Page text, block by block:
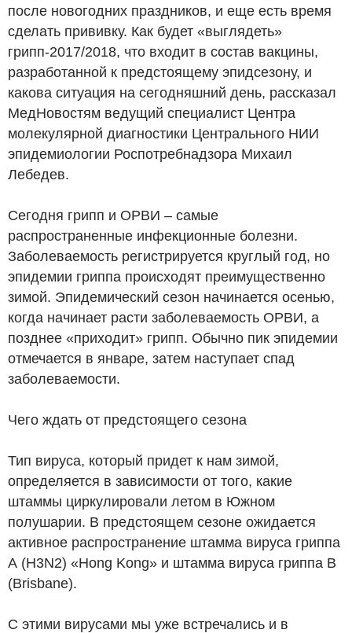
после новогодних праздников, и еще есть время
сделать прививку. Как будет «выглядеть»
грипп-2017/2018, что входит в состав вакцины,
разработанной к предстоящему эпидсезону, и
какова ситуация на сегодняшний день, рассказал
МедНовостям ведущий специалист Центра
молекулярной диагностики Центрального НИИ
эпидемиологии Роспотребнадзора Михаил
Лебедев.
Сегодня грипп и ОРВИ – самые
распространенные инфекционные болезни.
Заболеваемость регистрируется круглый год, но
эпидемии гриппа происходят преимущественно
зимой. Эпидемический сезон начинается осенью,
когда начинает расти заболеваемость ОРВИ, а
позднее «приходит» грипп. Обычно пик эпидемии
отмечается в январе, затем наступает спад
заболеваемости.
Чего ждать от предстоящего сезона
Тип вируса, который придет к нам зимой,
определяется в зависимости от того, какие
штаммы циркулировали летом в Южном
полушарии. В предстоящем сезоне ожидается
активное распространение штамма вируса гриппа
А (H3N2) «Hong Kong» и штамма вируса гриппа B
(Brisbane).
С этими вирусами мы уже встречались и в